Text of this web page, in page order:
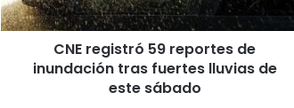
fuertes
lluvias
CNE registró 59 reportes de
inundación tras fuertes lluvias de
este sábado